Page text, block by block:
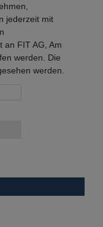
jederzeit mit
an FIT AG, Am
werden. Die
werden.